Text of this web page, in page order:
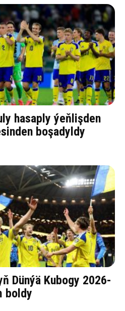
hasaply ýeňlişden
boşadyldy
Dünýä Kubogy 2026-
boldy